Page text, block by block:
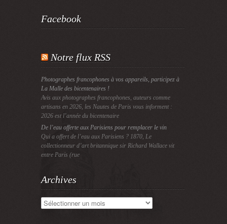
Facebook
Notre flux RSS
Photographes francophones à vos appareils, participez à
La Malle des bicentenaires !
Avis aux photographes francophones, auteurs comme
artisans en 2026, les Nautes de Paris vous informent :
2026 est l’année du bicentenaire
De l’eau offerte aux Parisiens pour remplacer le vin
Qui a offert de l’eau aux Parisiens ? 1870, Le
collectionneur d’art britannique sir Richard Wallace vit
entre Paris (rue
Archives
Archives